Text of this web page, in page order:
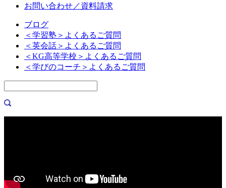
お問い合わせ／資料請求
ブログ
＜学習塾＞よくあるご質問
＜英会話＞よくあるご質問
＜KG高等学校＞よくあるご質問
＜学びのコーチ＞よくあるご質問